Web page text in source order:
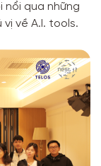
nổi qua những
về A.I. tools.